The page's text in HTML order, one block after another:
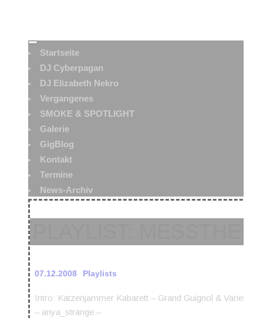
Startseite
DJ Cyberpagan
DJ Elizabeth Nekro
Vergangenes
SMOKE & SPOTLIGHT
Galerie
GigBlog
Kontakt
Termine
News-Archiv
07.12.2008 Playlists
Intro: Katzenjammer Kabarett – Grand Guignol & Varietés
– anya_strange –